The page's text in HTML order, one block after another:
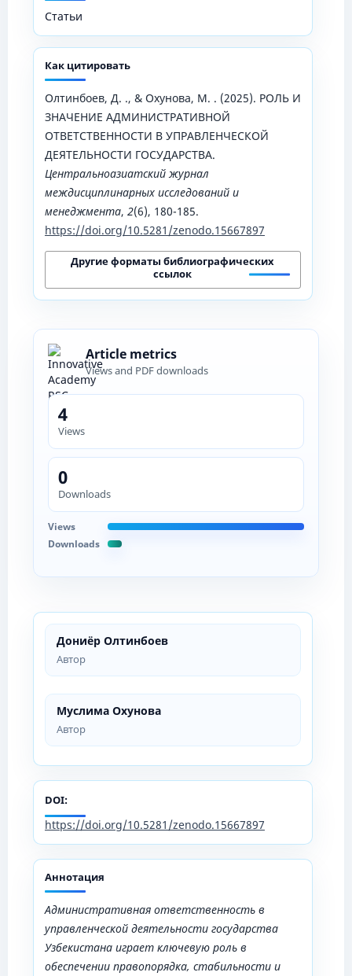
Дониёр Олтинбоев
Автор
Муслима Охунова
Автор
DOI:
https://doi.org/10.5281/zenodo.15667897
Аннотация
Административная ответственность в
управленческой деятельности государства
Узбекистана играет ключевую роль в
обеспечении правопорядка, стабильности и
Статьи
Как цитировать
Олтинбоев, Д. ., & Охунова, М. . (2025). РОЛЬ И
ЗНАЧЕНИЕ АДМИНИСТРАТИВНОЙ
ОТВЕТСТВЕННОСТИ В УПРАВЛЕНЧЕСКОЙ
ДЕЯТЕЛЬНОСТИ ГОСУДАРСТВА.
Центральноазиатский журнал
междисциплинарных исследований и
менеджмента, 2(6), 180-185.
https://doi.org/10.5281/zenodo.15667897
Другие форматы библиографических
ссылок
Article metrics
Views and PDF downloads
4
Views
0
Downloads
Views
Downloads